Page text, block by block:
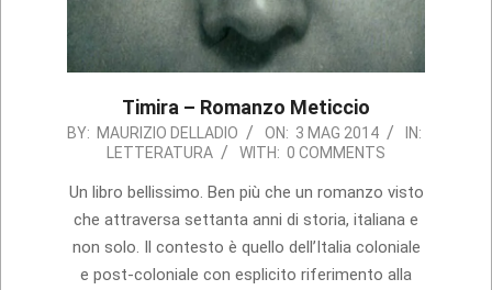
Timira – Romanzo Meticcio
2014-
03
BY: MAURIZIO DELLADIO ON: 3 MAG 2014
IN:
LETTERATURA
WITH: 0 COMMENTS
Un libro bellissimo. Ben più che un romanzo visto
che attraversa settanta anni di storia, italiana e
non solo. Il contesto è quello dell’Italia coloniale
e post-coloniale con esplicito riferimento alla